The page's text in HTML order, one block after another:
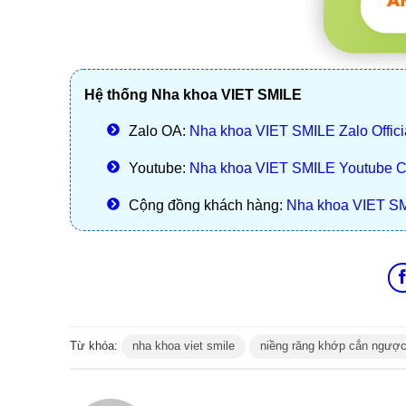
Hệ thống Nha khoa VIET SMILE
Zalo OA: Nha khoa VIET SMILE Zalo
Youtube: Nha khoa VIET SMILE Youtube
Cộng đồng khách hàng: Nha khoa VIET
Từ khóa: nha khoa viet smile niềng răng khớp cắn ngược